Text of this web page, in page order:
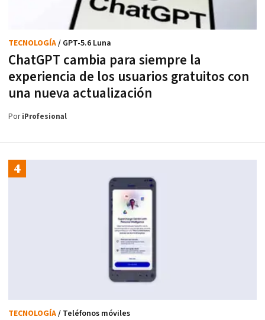
ChatGPT cambia para siempre la
experiencia de los usuarios gratuitos con
una nueva actualización
TECNOLOGÍA/ GPT-5.6 Luna
PoriProfesional
TECNOLOGÍA/ Teléfonos móviles